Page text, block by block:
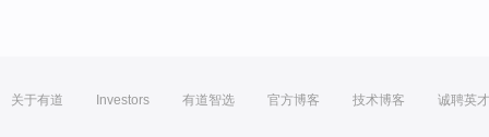
关于有道 Investors 有道智选 官方博客 技术博客 诚聘英才